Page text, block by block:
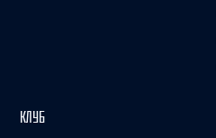
КЛУБ